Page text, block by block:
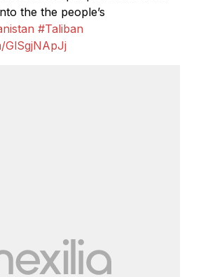
the the people’s
#Taliban
GlSgjNApJj